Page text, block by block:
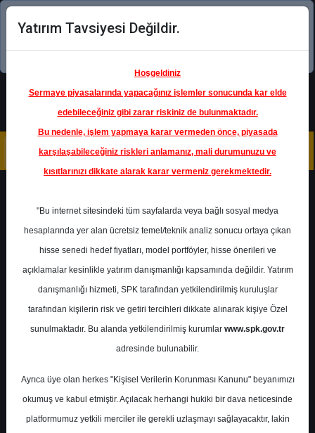
Şimdi uygulamayı indirin!
AKBNK- AKBANK T.A.Ş.
Hedef Fiyat 85.40 ₺
Getiri
%0.00
0 0
Yatırım Tavsiyesi Değildir.
Hoşgeldiniz
Sermaye piyasalarında yapacağınız işlemler sonucunda kar elde
edebileceğiniz gibi zarar riskiniz de bulunmaktadır.
Bu nedenle, işlem yapmaya karar vermeden önce, piyasada
karşılaşabileceğiniz riskleri anlamanız, mali durumunuzu ve
kısıtlarınızı dikkate alarak karar vermeniz gerekmektedir.
"Bu internet sitesindeki tüm sayfalarda veya bağlı sosyal medya
hesaplarında yer alan ücretsiz temel/teknik analiz sonucu ortaya çıkan
hisse senedi hedef fiyatları, model portföyler, hisse önerileri ve
açıklamalar kesinlikle yatırım danışmanlığı kapsamında değildir. Yatırım
danışmanlığı hizmeti, SPK tarafından yetkilendirilmiş kuruluşlar
tarafından kişilerin risk ve getiri tercihleri dikkate alınarak kişiye Özel
sunulmaktadır. Bu alanda yetkilendirilmiş kurumlar www.spk.gov.tr
adresinde bulunabilir.
Ayrıca üye olan herkes "Kişisel Verilerin Korunması Kanunu" beyanımızı
okumuş ve kabul etmiştir. Açılacak herhangi hukiki bir dava neticesinde
platformumuz yetkili merciler ile gerekli uzlaşmayı sağlayacaktır, lakin